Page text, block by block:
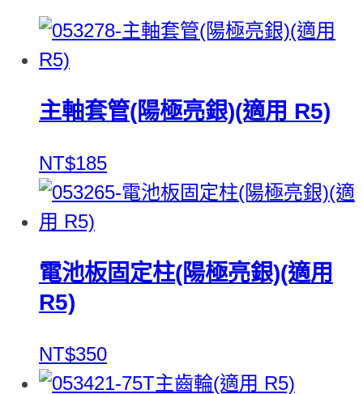
主軸套管(陽極亮銀)(適用 R5)
NT$185
電池板固定柱(陽極亮銀)(適用
R5)
NT$350